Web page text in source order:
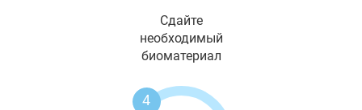
Сдайте
необходимый
биоматериал
4